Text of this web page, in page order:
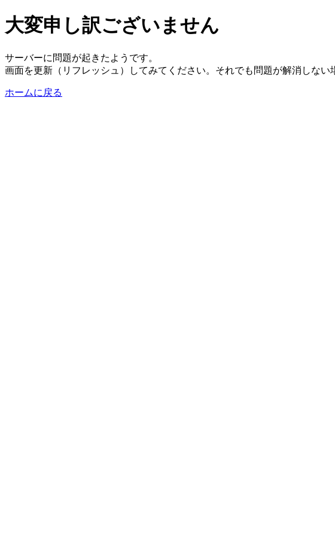
大変申し訳ございません
サーバーに問題が起きたようです。
画面を更新（リフレッシュ）してみてください。それでも問題が解消しない
ホームに戻る